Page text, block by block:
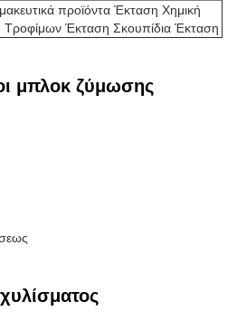
προϊόντα Έκταση Χημική
Έκταση Σκουπίδια Έκταση
μπλοκ ζύμωσης